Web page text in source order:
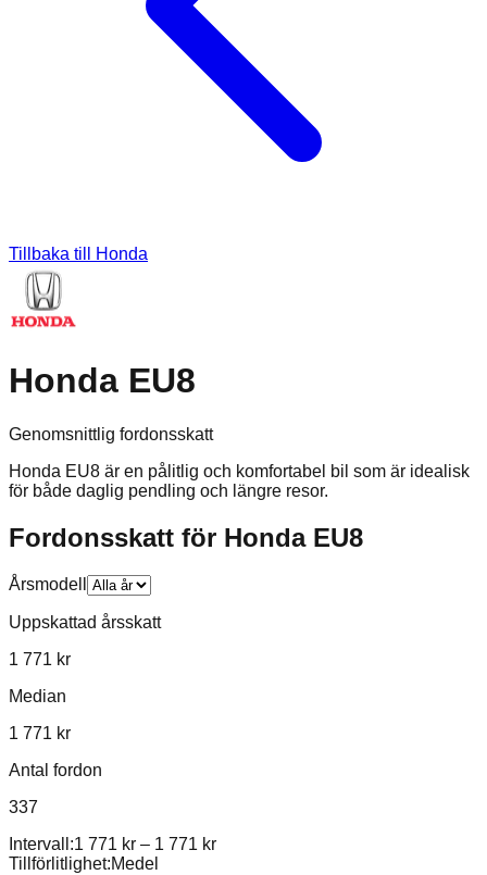
Tillbaka till Honda
Honda EU8
Genomsnittlig fordonsskatt
Honda EU8 är en pålitlig och komfortabel bil som är idealisk
för både daglig pendling och längre resor.
Fordonsskatt för Honda EU8
Årsmodell
Uppskattad årsskatt
1 771 kr
Median
1 771 kr
Antal fordon
337
Intervall:1 771 kr – 1 771 kr
Tillförlitlighet:Medel